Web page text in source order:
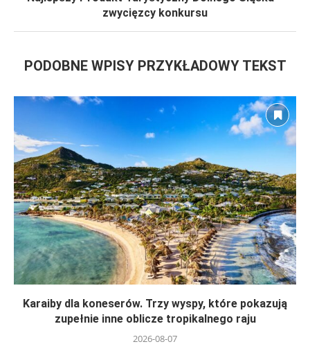
zwycięzcy konkursu
PODOBNE WPISY PRZYKŁADOWY TEKST
Karaiby dla koneserów. Trzy wyspy, które pokazują
zupełnie inne oblicze tropikalnego raju
2026-08-07